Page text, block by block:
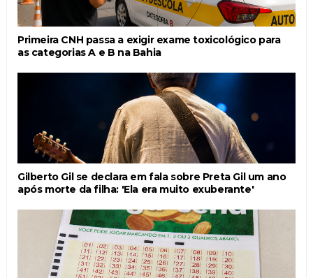
Primeira CNH passa a exigir exame toxicológico para
as categorias A e B na Bahia
Gilberto Gil se declara em fala sobre Preta Gil um ano
após morte da filha: 'Ela era muito exuberante'